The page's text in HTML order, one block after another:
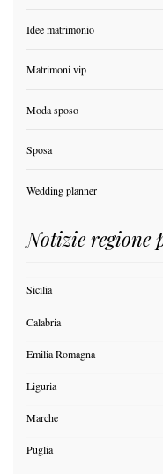
Idee matrimonio
Matrimoni vip
Moda sposo
Sposa
Wedding planner
Notizie regione
Sicilia
Calabria
Emilia Romagna
Liguria
Marche
Puglia